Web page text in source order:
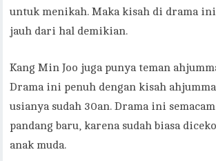
untuk menikah. Maka kisah di drama
jauh dari hal demikian.
Kang Min Joo juga punya teman
Drama ini penuh dengan kisah
usianya sudah 30an. Drama ini
pandang baru, karena sudah biasa
anak muda.